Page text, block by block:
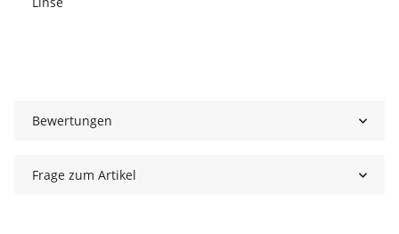
Bewertungen
Frage zum Artikel